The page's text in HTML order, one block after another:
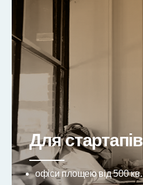
Для стартапів
офіси площею від 500 кв.